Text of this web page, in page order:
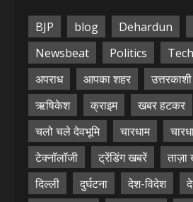
BJP blog Dehardun
Newsbeat
Politics Tech
अपराध
आपका शहर उत्तरकाशी
ऋषिकेश
क्राइम खबर हटकर
चलो चले देवभूमि
चारधाम
टेक्नॉलॉजी
ट्रेंडिंग खबरें ताज़ा
दिल्ली
दुर्घटना देश-विदेश